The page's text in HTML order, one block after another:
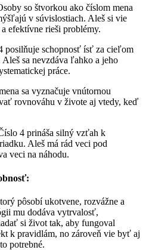
so štvorkou ako číslom mena
v súvislostiach. Aleš si vie
efektívne rieši problémy.
posilňuje schopnosť ísť za cieľom
sa nevzdáva ľahko a jeho
práce.
sa vyznačuje vnútornou
rovnováhu v živote aj vtedy, keď
4 prináša silný vzťah k
Aleš má rád veci pod
veci na náhodu.
pôsobí ukotvene, rozvážne a
mu dodáva vytrvalosť,
si život tak, aby fungoval
k pravidlám, no zároveň vie byť aj
potrebné.